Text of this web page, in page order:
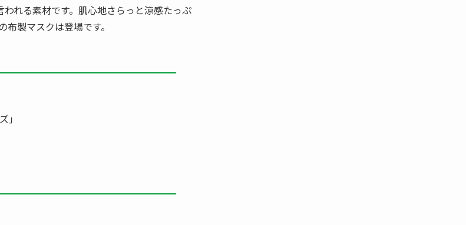
れる素材です。肌心地さらっと涼感たっぷ
製マスクは登場です。
」